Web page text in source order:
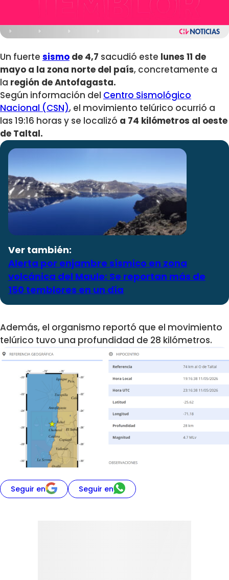
Un fuerte sismo de 4,7 sacudió este lunes 11 de
mayo a la zona norte del país, concretamente a
la región de Antofagasta.
Según información del Centro Sismológico
Nacional (CSN), el movimiento telúrico ocurrió a
las 19:16 horas y se localizó a 74 kilómetros al oeste
de Taltal.
Ver también:
Alerta por enjambre sísmico en zona
volcánica del Maule: Se reportan más de
150 temblores en un día
Además, el organismo reportó que el movimiento
telúrico tuvo una profundidad de 28 kilómetros.
Seguir en Seguir en